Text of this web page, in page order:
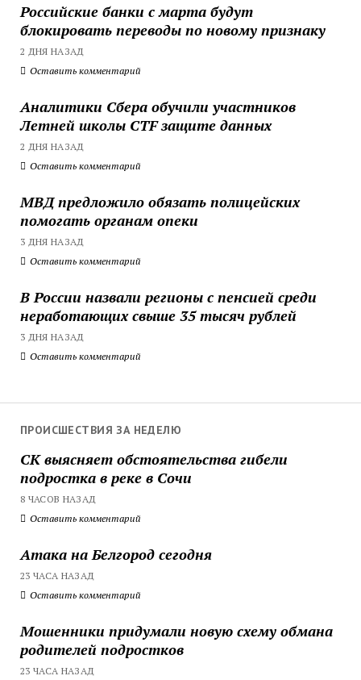
Российские банки с марта будут
блокировать переводы по новому признаку
2 ДНЯ НАЗАД
Оставить комментарий
Аналитики Сбера обучили участников
Летней школы CTF защите данных
2 ДНЯ НАЗАД
Оставить комментарий
МВД предложило обязать полицейских
помогать органам опеки
3 ДНЯ НАЗАД
Оставить комментарий
В России назвали регионы с пенсией среди
неработающих свыше 35 тысяч рублей
3 ДНЯ НАЗАД
Оставить комментарий
ПРОИСШЕСТВИЯ ЗА НЕДЕЛЮ
СК выясняет обстоятельства гибели
подростка в реке в Сочи
8 ЧАСОВ НАЗАД
Оставить комментарий
Атака на Белгород сегодня
23 ЧАСА НАЗАД
Оставить комментарий
Мошенники придумали новую схему обмана
родителей подростков
23 ЧАСА НАЗАД